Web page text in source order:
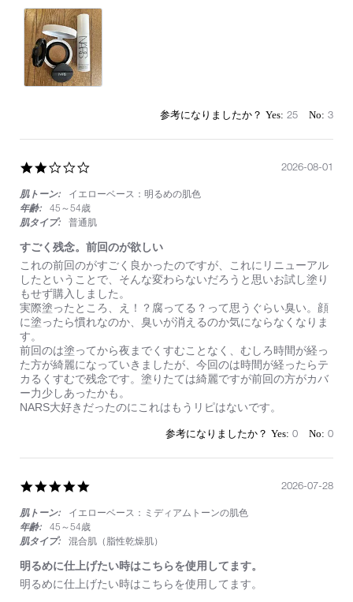
9
Mar
2025
ァ
ン
デ
ー
シ
ョ
み
て
25 3
rating
肌トーン:
イエローベース：明るめの肌色
年齢:
45～54歳
肌タイプ:
普通肌
すごく残念。前回のが欲しい
Review
by
on
1
Aug
2026
review
stating
す
ご
く
残
念。
前
回
の
が
欲
これの前回のがすごく良かったのですが、これにリニューアル
したということで、そんな変わらないだろうと思いお試し塗り
もせず購入しました。
実際塗ったところ、え！？腐ってる？って思うぐらい臭い。顔
に塗ったら慣れなのか、臭いが消えるのか気にならなくなりま
す。
前回のは塗ってから夜までくすむことなく、むしろ時間が経っ
た方が綺麗になっていきましたが、今回のは時間が経ったらテ
カるくすむで残念です。塗りたては綺麗ですが前回の方がカバ
ー力少しあったかも。
NARS大好きだったのにこれはもうリピはないです。
2026-08-01
0 0
rating
肌トーン:
イエローベース：ミディアムトーンの肌色
年齢:
45～54歳
肌タイプ:
混合肌（脂性乾燥肌）
明るめに仕上げたい時はこちらを使用してます。
Review
review
明るめに仕上げたい時はこちらを使用してます。
2026-07-28